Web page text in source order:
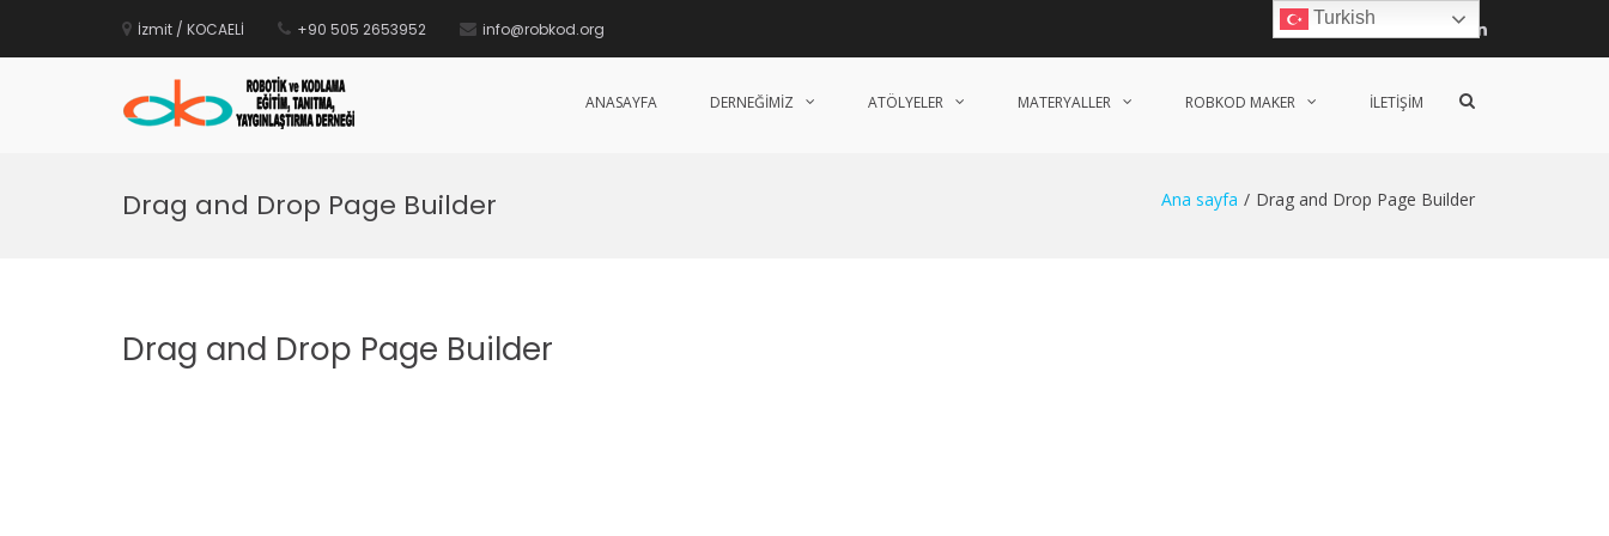
İzmit / KOCAELİ +90 505 2653952 info@robkod.org Facebook
TwitterLinkedin
ANASAYFA DERNEĞIMIZ ATÖLYELER MATERYALLER ROBKOD MAKER İLETIŞIM
Arama
Drag and Drop Page Builder Ana sayfa Drag and Drop Page Builder
Drag and Drop Page Builder
Turkish